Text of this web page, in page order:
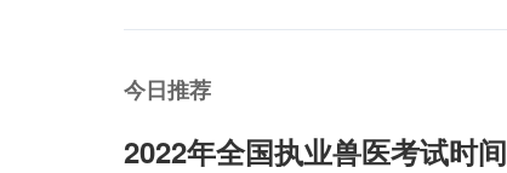
今日推荐
2022年全国执业兽医考试时间